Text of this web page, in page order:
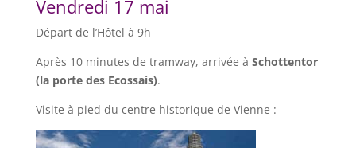
Vendredi 17 mai
Départ de l’Hôtel à 9h
Après 10 minutes de tramway, arrivée à Schottentor
(la porte des Ecossais).
Visite à pied du centre historique de Vienne :